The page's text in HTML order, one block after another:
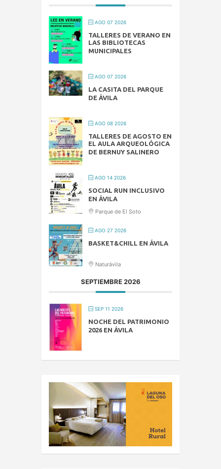
AGO 07 2026
TALLERES DE VERANO EN
LAS BIBLIOTECAS
MUNICIPALES
AGO 07 2026
LA CASITA DEL PARQUE
DE ÁVILA
AGO 08 2026
TALLERES DE AGOSTO EN
EL AULA ARQUEOLÓGICA
DE BERNUY SALINERO
AGO 14 2026
SOCIAL RUN INCLUSIVO
EN ÁVILA
Parque de El Soto
AGO 27 2026
BASKET&CHILL EN ÁVILA
Naturávila
SEPTIEMBRE 2026
SEP 11 2026
NOCHE DEL PATRIMONIO
2026 EN ÁVILA